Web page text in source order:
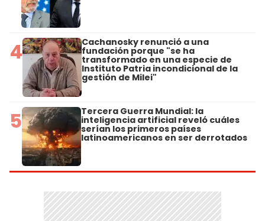
4 Cachanosky renunció a una
fundación porque "se ha
transformado en una especie de
Instituto Patria incondicional de la
gestión de Milei"
5 Tercera Guerra Mundial: la
inteligencia artificial reveló cuáles
serían los primeros países
latinoamericanos en ser derrotados